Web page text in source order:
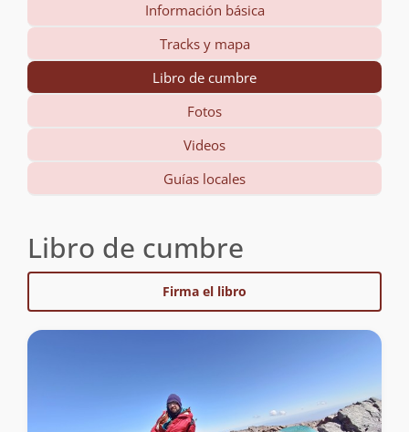
Información básica
Tracks y mapa
Libro de cumbre
Fotos
Videos
Guías locales
Libro de cumbre
Firma el libro